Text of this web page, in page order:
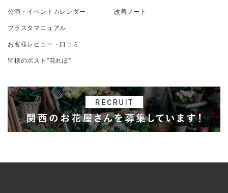
公演・イベントカレンダー
フラスタマニュアル
お客様レビュー・口コミ
皆様のポスト”花れぽ”
改善ノート